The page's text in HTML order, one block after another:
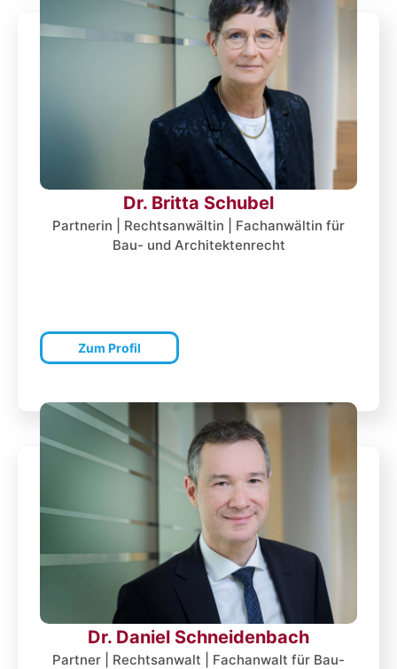
Dr. Britta Schubel
Partnerin | Rechtsanwältin | Fachanwältin für
Bau- und Architektenrecht
Zum Profil
Dr. Daniel Schneidenbach
Partner | Rechtsanwalt | Fachanwalt für Bau-